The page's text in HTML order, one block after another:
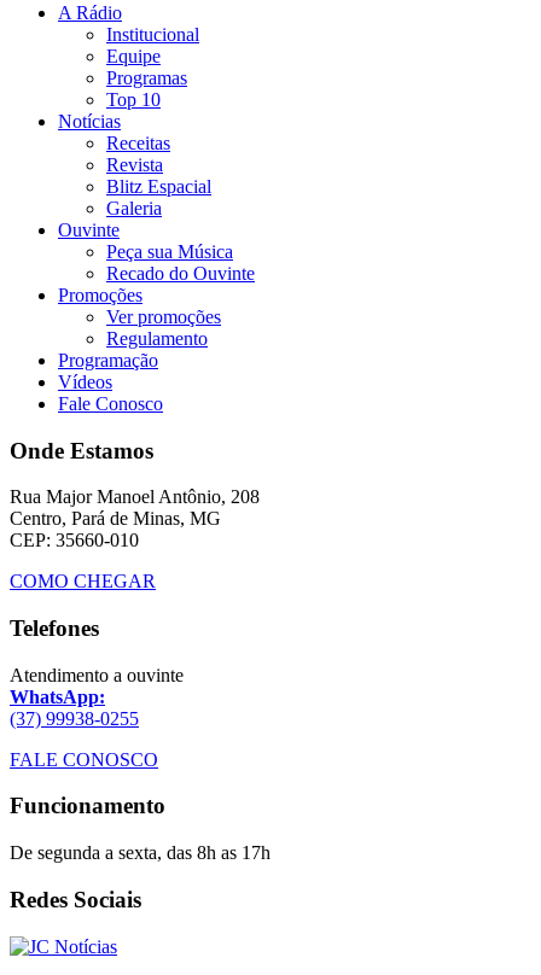
A Rádio
Institucional
Equipe
Programas
Top 10
Notícias
Receitas
Revista
Blitz Espacial
Galeria
Ouvinte
Peça sua Música
Recado do Ouvinte
Promoções
Ver promoções
Regulamento
Programação
Vídeos
Fale Conosco
Onde Estamos
Rua Major Manoel Antônio, 208
Centro, Pará de Minas, MG
CEP: 35660-010
COMO CHEGAR
Telefones
Atendimento a ouvinte
WhatsApp:
(37) 99938-0255
FALE CONOSCO
Funcionamento
De segunda a sexta, das 8h as 17h
Redes Sociais